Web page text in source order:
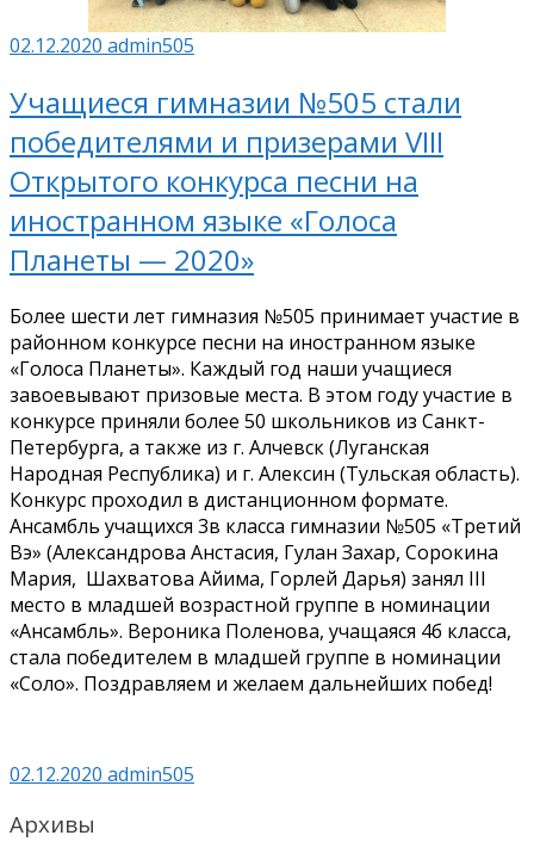
02.12.2020 admin505
Учащиеся гимназии №505 стали
победителями и призерами VIII
Открытого конкурса песни на
иностранном языке «Голоса
Планеты — 2020»
Более шести лет гимназия №505 принимает участие в
районном конкурсе песни на иностранном языке
«Голоса Планеты». Каждый год наши учащиеся
завоевывают призовые места. В этом году участие в
конкурсе приняли более 50 школьников из Санкт-
Петербурга, а также из г. Алчевск (Луганская
Народная Республика) и г. Алексин (Тульская область).
Конкурс проходил в дистанционном формате.
Ансамбль учащихся 3в класса гимназии №505 «Третий
Вэ» (Александрова Анстасия, Гулан Захар, Сорокина
Мария, Шахватова Айима, Горлей Дарья) занял III
место в младшей возрастной группе в номинации
«Ансамбль». Вероника Поленова, учащаяся 4б класса,
стала победителем в младшей группе в номинации
«Соло». Поздравляем и желаем дальнейших побед!
02.12.2020 admin505
Архивы